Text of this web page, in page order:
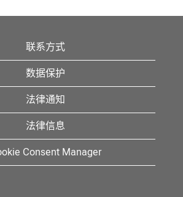
联系方式
数据保护
法律通知
法律信息
Consent Manager